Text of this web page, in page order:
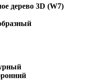
дерево 3D (W7)